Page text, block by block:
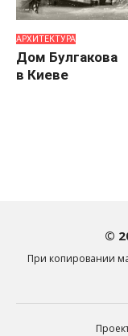
АРХИТЕКТУРА
Дом Булгакова
в Киеве
©
При копировании